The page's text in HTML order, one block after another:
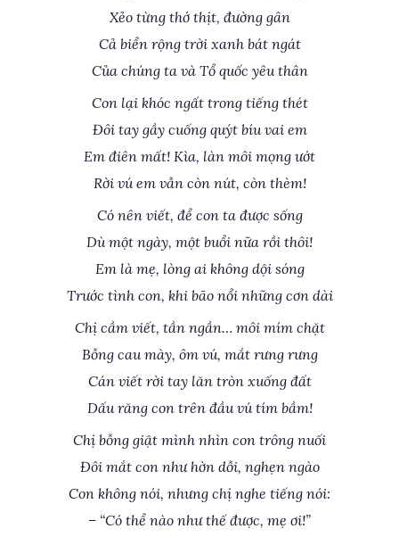
Xẻo từng thớ thịt, đường gân
Cả biển rộng trời xanh bát ngát
Của chúng ta và Tổ quốc yêu thân
Con lại khóc ngất trong tiếng thét
Đôi tay gầy cuống quýt bíu vai em
Em điên mất! Kìa, làn môi mọng ướt
Rời vú em vẫn còn nút, còn thèm!
Có nên viết, để con ta được sống
Dù một ngày, một buổi nữa rồi thôi!
Em là mẹ, lòng ai không dội sóng
Trước tình con, khi bão nổi những cơn dài
Chị cầm viết, tần ngần… môi mím chặt
Bỗng cau mày, ôm vú, mắt rưng rưng
Cán viết rời tay lăn tròn xuống đất
Dấu răng con trên đầu vú tím bầm!
Chị bỗng giật mình nhìn con trông nuối
Đôi mắt con như hờn dỗi, nghẹn ngào
Con không nói, nhưng chị nghe tiếng nói:
– “Có thể nào như thế được, mẹ ơi!”